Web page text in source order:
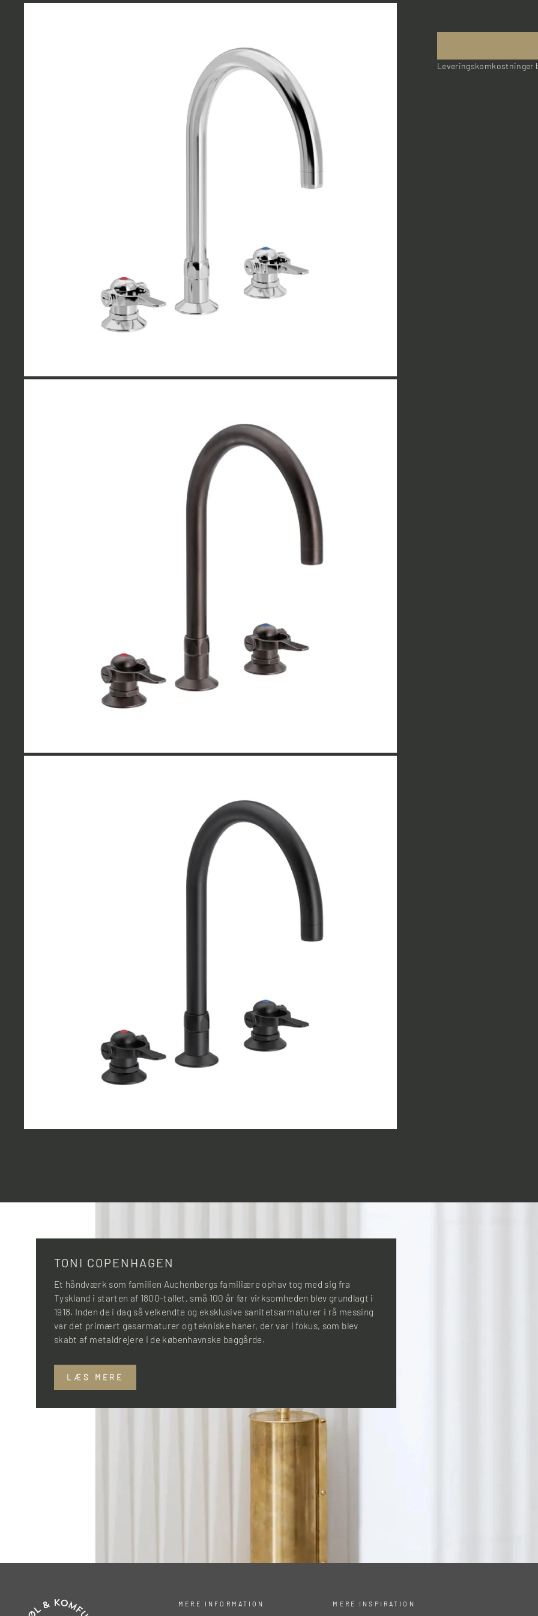
Leveringskomkostninger
TONI COPENHAGEN
Et håndværk som familien Auchenbergs familiære ophav tog med sig fra
Tyskland i starten af 1800-tallet, små 100 år før virksomheden blev grundlagt i
1918. Inden de i dag så velkendte og eksklusive sanitetsarmaturer i rå messing
var det primært gasarmaturer og tekniske haner, der var i fokus, som blev
skabt af metaldrejere i de københavnske baggårde.
LÆS MERE
MERE INFORMATION MERE INSPIRATION